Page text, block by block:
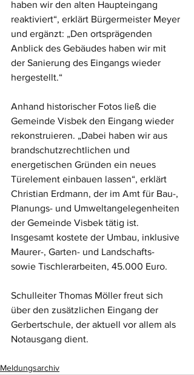
haben wir den alten Haupteingang
reaktiviert“, erklärt Bürgermeister Meyer
und ergänzt: „Den ortsprägenden
Anblick des Gebäudes haben wir mit
der Sanierung des Eingangs wieder
hergestellt.“
Anhand historischer Fotos ließ die
Gemeinde Visbek den Eingang wieder
rekonstruieren. „Dabei haben wir aus
brandschutzrechtlichen und
energetischen Gründen ein neues
Türelement einbauen lassen“, erklärt
Christian Erdmann, der im Amt für Bau-,
Planungs- und Umweltangelegenheiten
der Gemeinde Visbek tätig ist.
Insgesamt kostete der Umbau, inklusive
Maurer-, Garten- und Landschafts-
sowie Tischlerarbeiten, 45.000 Euro.
Schulleiter Thomas Möller freut sich
über den zusätzlichen Eingang der
Gerbertschule, der aktuell vor allem als
Notausgang dient.
Meldungsarchiv